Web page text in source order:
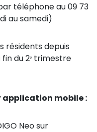
téléphone au 09 73
au samedi)
résidents depuis
du 2ᵉ trimestre
application mobile :
Neo sur